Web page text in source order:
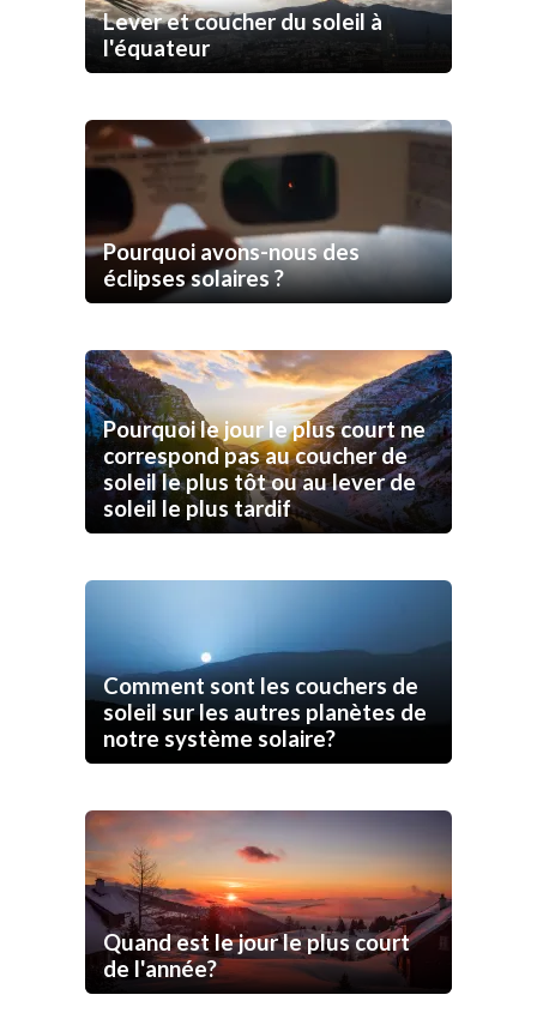
Lever et coucher du soleil à
l'équateur
Pourquoi avons-nous des
éclipses solaires ?
Pourquoi le jour le plus court ne
correspond pas au coucher de
soleil le plus tôt ou au lever de
soleil le plus tardif
Comment sont les couchers de
soleil sur les autres planètes de
notre système solaire?
Quand est le jour le plus court
de l'année?